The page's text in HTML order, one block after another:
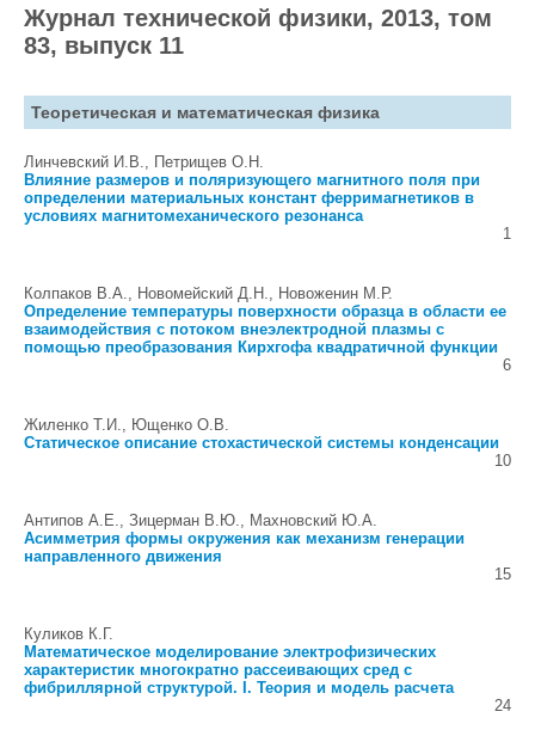
Журнал технической физики, 2013, том
83, выпуск 11
Теоретическая и математическая физика
Линчевский И.В., Петрищев О.Н.
Влияние размеров и поляризующего магнитного поля при
определении материальных констант ферримагнетиков в
условиях магнитомеханического резонанса
1
Колпаков В.А., Новомейский Д.Н., Новоженин М.Р.
Определение температуры поверхности образца в области ее
взаимодействия с потоком внеэлектродной плазмы с
помощью преобразования Кирхгофа квадратичной функции
6
Жиленко Т.И., Ющенко О.В.
Статическое описание стохастической системы конденсации
10
Антипов А.Е., Зицерман В.Ю., Махновский Ю.А.
Асимметрия формы окружения как механизм генерации
направленного движения
15
Куликов К.Г.
Математическое моделирование электрофизических
характеристик многократно рассеивающих сред с
фибриллярной структурой. I. Теория и модель расчета
24